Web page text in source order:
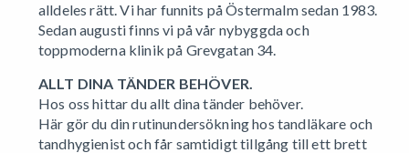
alldeles rätt. Vi har funnits på Östermalm sedan 1983.
Sedan augusti finns vi på vår nybyggda och
toppmoderna klinik på Grevgatan 34.
ALLT DINA TÄNDER BEHÖVER.
Hos oss hittar du allt dina tänder behöver.
Här gör du din rutinundersökning hos tandläkare och
tandhygienist och får samtidigt tillgång till ett brett